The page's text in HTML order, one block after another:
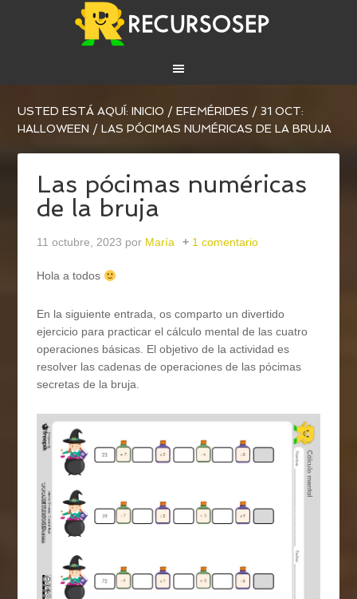
USTED ESTÁ AQUÍ:INICIO / EFEMÉRIDES / 31 OCT:
HALLOWEEN / LAS PÓCIMAS NUMÉRICAS DE LA BRUJA
Las pócimas numéricas
de la bruja
11 octubre, 2023 por María 1 comentario
Hola a todos
En la siguiente entrada, os comparto un divertido
ejercicio para practicar el cálculo mental de las cuatro
operaciones básicas. El objetivo de la actividad es
resolver las cadenas de operaciones de las pócimas
secretas de la bruja.